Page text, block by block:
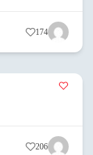
174
206